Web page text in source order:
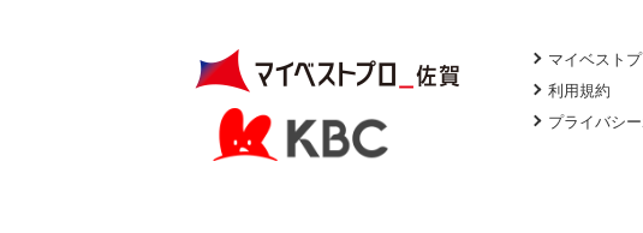
マイベスト
利用規約
プライバシ